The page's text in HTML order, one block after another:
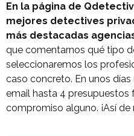
En la página de
mejores detectives
más destacadas
que comentarnos qué tipo
seleccionaremos los
caso concreto. En unos
email hasta 4 presupuestos
compromiso alguno. ¡Así de